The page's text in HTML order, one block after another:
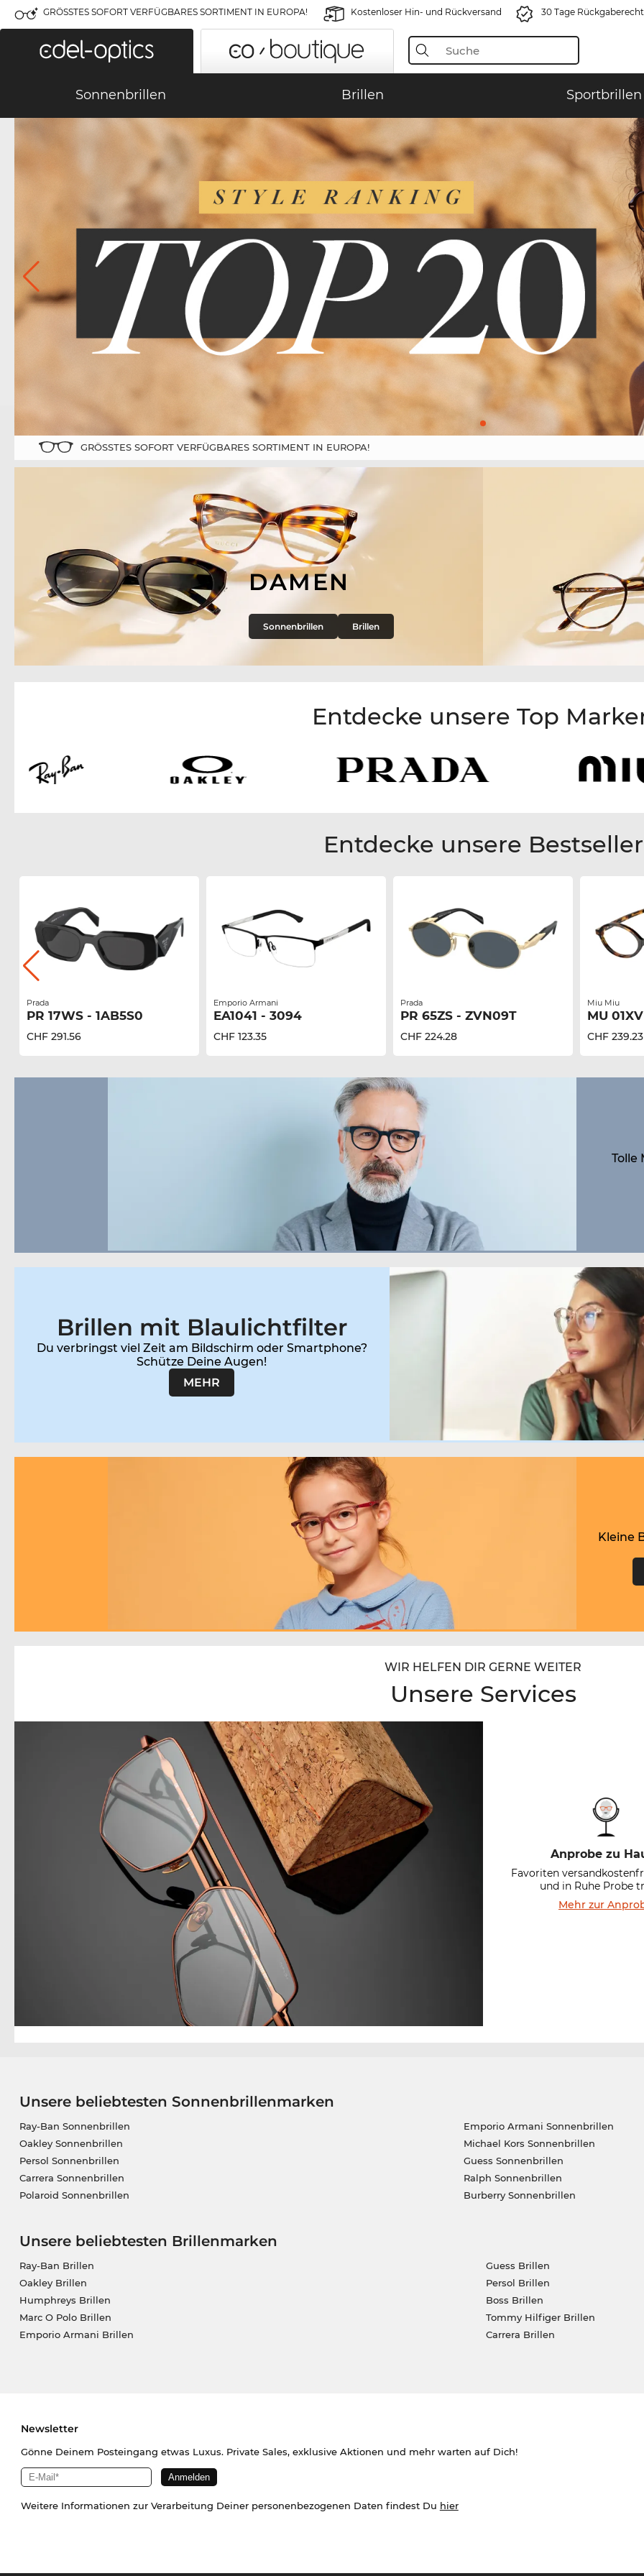
GRÖSSTES SOFORT VERFÜGBARES SORTIMENT IN EUROPA! Kostenloser Hin- und Rückversand 30 Tage Rückgaberecht
Sonnenbrillen Brillen Sportbrillen
GRÖSSTES SOFORT VERFÜGBARES SORTIMENT IN EUROPA!
DAMEN
Sonnenbrillen Brillen
Entdecke unsere Top
Entdecke unsere Bestseller
CHF 291.56
Prada
PR 17WS - 1AB5S0
CHF 123.35
Emporio Armani
EA1041 - 3094
CHF 224.28
Prada
PR 65ZS - ZVN09T
CHF 239.23
Miu Miu
MU
Tolle
Brillen mit Blaulichtfilter
Du verbringst viel Zeit am Bildschirm oder Smartphone?
MEHR
Kleine
WIR HELFEN DIR GERNE WEITER
Unsere Services
Anprobe zu
Favoriten
und in Ruhe Probe
Mehr zur
Unsere beliebtesten Sonnenbrillenmarken
Ray-Ban Sonnenbrillen
Oakley Sonnenbrillen
Persol Sonnenbrillen
Carrera Sonnenbrillen
Polaroid Sonnenbrillen
Emporio Armani Sonnenbrillen
Michael Kors Sonnenbrillen
Guess Sonnenbrillen
Ralph Sonnenbrillen
Burberry Sonnenbrillen
Unsere beliebtesten Brillenmarken
Ray-Ban Brillen
Oakley Brillen
Humphreys Brillen
Marc O Polo Brillen
Emporio Armani Brillen
Guess Brillen
Persol Brillen
Boss Brillen
Tommy Hilfiger Brillen
Carrera Brillen
Newsletter
Gönne Deinem Posteingang etwas Luxus. Private Sales, exklusive Aktionen und mehr warten auf Dich!
Weitere Informationen zur Verarbeitung Deiner personenbezogenen Daten findest Du hier